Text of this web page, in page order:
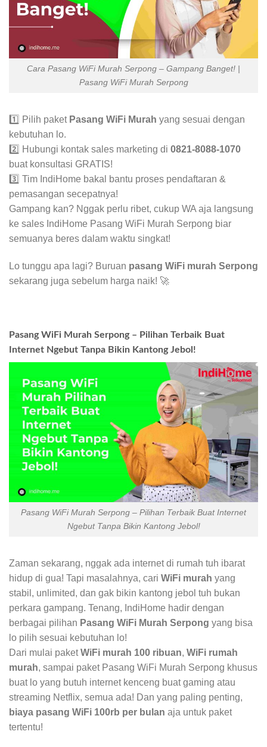
Cara Pasang WiFi Murah Serpong – Gampang Banget! |
Pasang WiFi Murah Serpong
1️⃣ Pilih paket Pasang WiFi Murah yang sesuai dengan
kebutuhan lo.
2️⃣ Hubungi kontak sales marketing di 0821-8088-1070
buat konsultasi GRATIS!
3️⃣ Tim IndiHome bakal bantu proses pendaftaran &
pemasangan secepatnya!
Gampang kan? Nggak perlu ribet, cukup WA aja langsung
ke sales IndiHome Pasang WiFi Murah Serpong biar
semuanya beres dalam waktu singkat!
Lo tunggu apa lagi? Buruan pasang WiFi murah Serpong
sekarang juga sebelum harga naik! 🚀
Pasang WiFi Murah Serpong – Pilihan Terbaik Buat
Internet Ngebut Tanpa Bikin Kantong Jebol!
Pasang WiFi Murah Serpong – Pilihan Terbaik Buat Internet
Ngebut Tanpa Bikin Kantong Jebol!
Zaman sekarang, nggak ada internet di rumah tuh ibarat
hidup di gua! Tapi masalahnya, cari WiFi murah yang
stabil, unlimited, dan gak bikin kantong jebol tuh bukan
perkara gampang. Tenang, IndiHome hadir dengan
berbagai pilihan Pasang WiFi Murah Serpong yang bisa
lo pilih sesuai kebutuhan lo!
Dari mulai paketWiFi murah 100 ribuan, WiFi rumah
murah, sampai paket Pasang WiFi Murah Serpong khusus
buat lo yang butuh internet kenceng buat gaming atau
streaming Netflix, semua ada! Dan yang paling penting,
biaya pasang WiFi 100rb per bulan aja untuk paket
tertentu!